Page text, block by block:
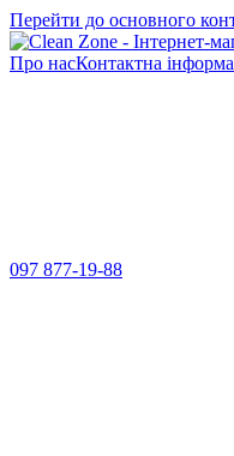
Перейти до основного
Про насКонтактна
097 877-19-88